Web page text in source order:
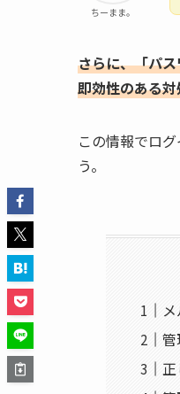
ちーまま。
さらに、「パ
即効性のある
この情報でロ
う。